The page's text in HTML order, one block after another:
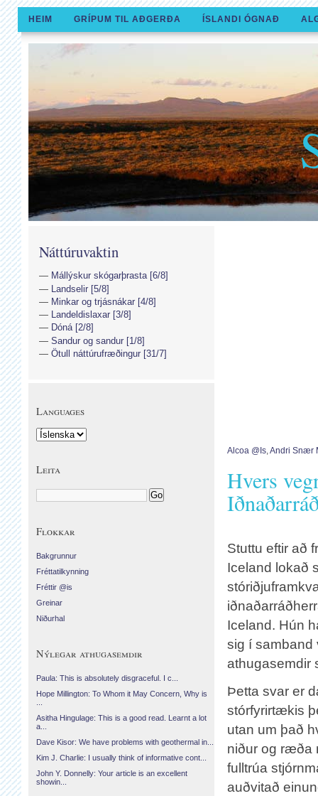
HEIM GRÍPUM TIL AÐGERÐA ÍSLANDI ÓGNAÐ
Alcoa @is,Andri Snær
Hvers
Stuttu eftir að
Iceland lokað
Iceland. Hún
sig í samband
athugasemdir
Þetta svar er
stórfyrirtækis
utan um það
niður og ræða
fulltrúa
auðvitað
Náttúruvaktin
Mállýskur skógarþrasta [6/8]
Landselir [5/8]
Minkar og trjásnákar [4/8]
Landeldislaxar [3/8]
Dóná [2/8]
Sandur og sandur [1/8]
Ötull náttúrufræðingur [31/7]
Languages
Leita
Flokkar
Bakgrunnur
Fréttatilkynning
Fréttir @is
Greinar
Niðurhal
Nýlegar athugasemdir
Paula: This is absolutely disgraceful. I c...
Hope Millington: To Whom it May Concern, Why is
Asitha Hingulage: This is a good read. Learnt a lot
a...
Dave Kisor: We have problems with geothermal in...
Kim J. Charlie: I usually think of informative cont...
John Y. Donnelly: Your article is an excellent
showin...